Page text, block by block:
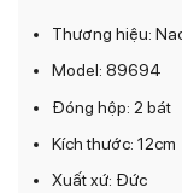
Thương hiệu:
Model: 89694
Đóng hộp: 2 bát
Kích thước: 12cm
Xuất xứ: Đức